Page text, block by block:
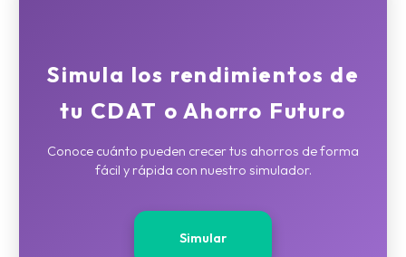
Simula los rendimientos de
tu CDAT o Ahorro Futuro
Conoce cuánto pueden crecer tus ahorros de forma
fácil y rápida con nuestro simulador.
Simular